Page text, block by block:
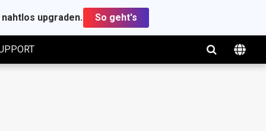
upgraden. So geht's